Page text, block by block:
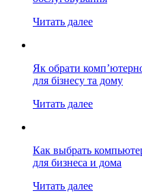
Читать далее
Як обрати
для бізнесу та дому
Читать далее
Как выбрать
для бизнеса и дома
Читать далее